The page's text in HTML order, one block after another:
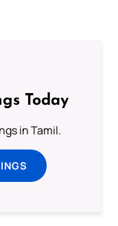
Today
in Tamil.